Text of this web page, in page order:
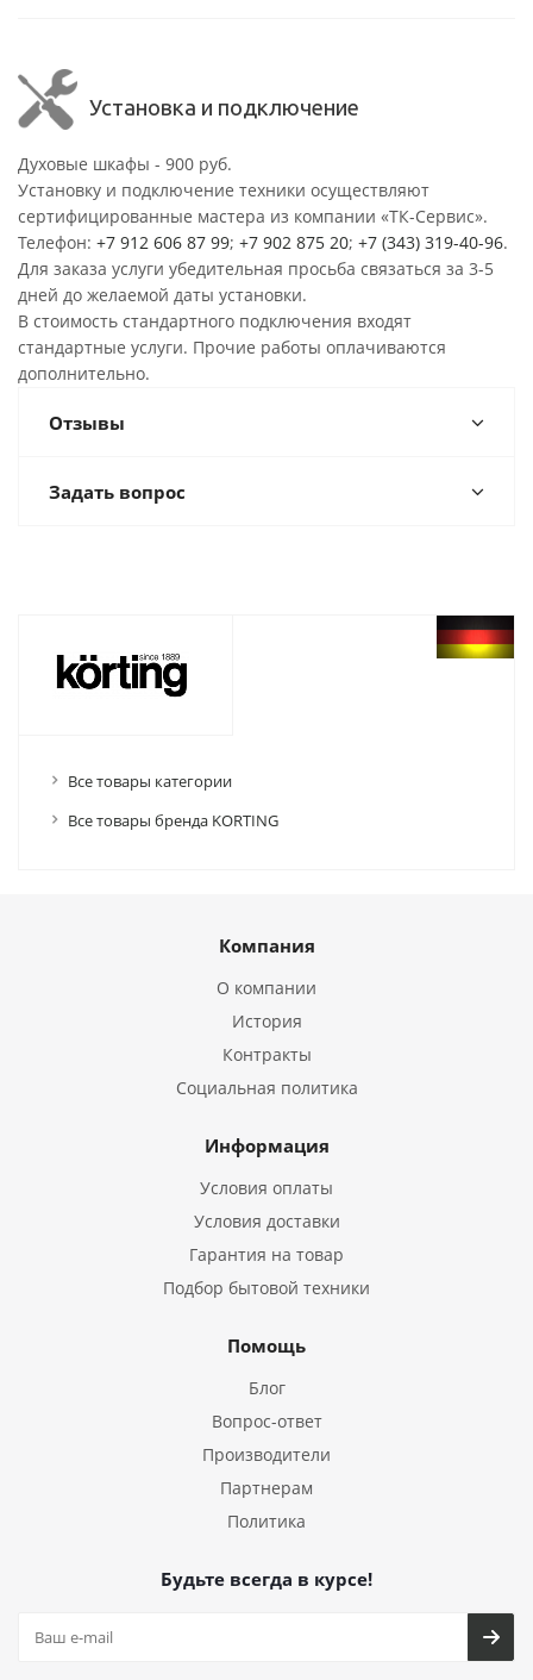
Установка и подключение
Духовые шкафы - 900 руб.
Установку и подключение техники осуществляют
сертифицированные мастера из компании «ТК-Сервис».
Телефон: +7 912 606 87 99; +7 902 875 20; +7 (343) 319-40-96.
Для заказа услуги убедительная просьба связаться за 3-5
дней до желаемой даты установки.
В стоимость стандартного подключения входят
стандартные услуги. Прочие работы оплачиваются
дополнительно.
Отзывы
Задать вопрос
Все товары категории
Все товары бренда KORTING
Компания
О компании
История
Контракты
Социальная политика
Информация
Условия оплаты
Условия доставки
Гарантия на товар
Подбор бытовой техники
Помощь
Блог
Вопрос-ответ
Производители
Партнерам
Политика
Будьте всегда в курсе!